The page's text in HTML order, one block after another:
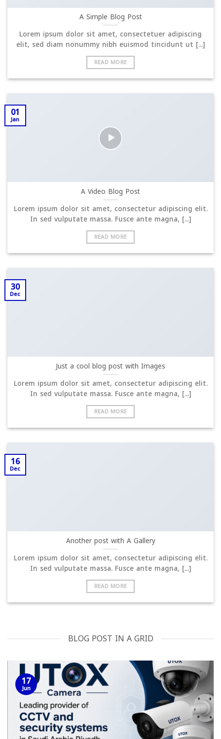
A Simple Blog Post
Lorem ipsum dolor sit amet, consectetuer adipiscing
elit, sed diam nonummy nibh euismod tincidunt ut [...]
READ MORE
A Video Blog Post
Lorem ipsum dolor sit amet, consectetur adipiscing elit.
In sed vulputate massa. Fusce ante magna, [...]
READ MORE
01
Jan
Just a cool blog post with Images
Lorem ipsum dolor sit amet, consectetur adipiscing elit.
In sed vulputate massa. Fusce ante magna, [...]
READ MORE
30
Dec
Another post with A Gallery
Lorem ipsum dolor sit amet, consectetur adipiscing elit.
In sed vulputate massa. Fusce ante magna, [...]
READ MORE
16
Dec
BLOG POST IN A GRID
17
Jun